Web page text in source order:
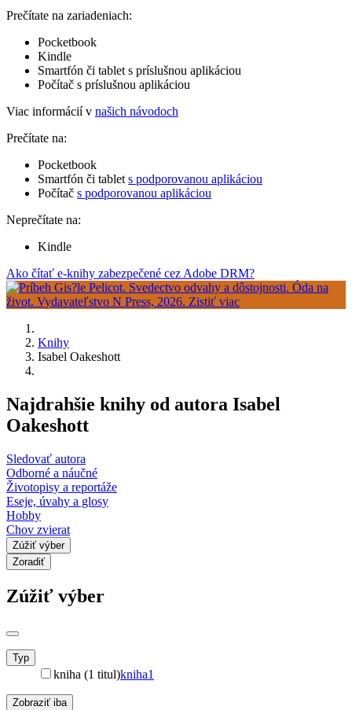
Prečítate na zariadeniach:
Pocketbook
Kindle
Smartfón či tablet s príslušnou aplikáciou
Počítač s príslušnou aplikáciou
Viac informácií v našich návodoch
Prečítate na:
Pocketbook
Smartfón či tablet s podporovanou aplikáciou
Počítač s podporovanou aplikáciou
Neprečítate na:
Kindle
Ako čítať e-knihy zabezpečené cez Adobe DRM?
Knihy
Isabel Oakeshott
Najdrahšie knihy od autora Isabel
Oakeshott
Sledovať autora
Odborné a náučné
Životopisy a reportáže
Eseje, úvahy a glosy
Hobby
Chov zvierat
Zúžiť výber
Zoradiť
Zúžiť výber
Typ
kniha (1 titul)kniha1
Zobraziť iba